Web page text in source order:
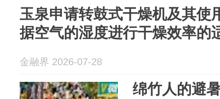
玉泉申请转鼓式干燥机及其使
据空气的湿度进行干燥效率的
金融界 2026-07-28
绵竹人的避